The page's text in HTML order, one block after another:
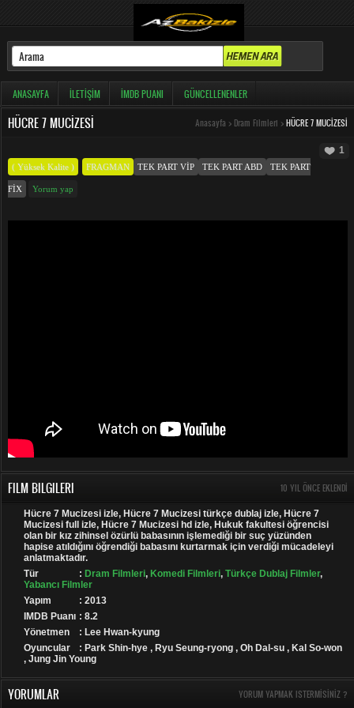
ANASAYFA İLETIŞIM İMDB PUANI GÜNCELLENENLER
HÜCRE 7 MUCIZESI Anasayfa > Dram Filmleri > HÜCRE 7 MUCIZESI
1
( Yüksek Kalite ) FRAGMAN TEK PART VIP TEK PART ABD TEK PART
FIX Yorum yap
FILM BILGILERI 10 YIL ÖNCE EKLENDI
Hücre 7 Mucizesi izle, Hücre 7 Mucizesi türkçe dublaj izle, Hücre 7
Mucizesi full izle, Hücre 7 Mucizesi hd izle, Hukuk fakultesi öğrencisi
olan bir kız zihinsel özürlü babasının işlemediği bir suç yüzünden
hapise atıldığını öğrendiği babasını kurtarmak için verdiği mücadeleyi
anlatmaktadır.
Tür
: Dram Filmleri, Komedi Filmleri, Türkçe Dublaj Filmler,
Yabancı Filmler
Yapım
: 2013
IMDB Puanı : 8.2
Yönetmen
: Lee Hwan-kyung
Oyuncular
: Park Shin-hye , Ryu Seung-ryong , Oh Dal-su , Kal So-won
, Jung Jin Young
YORUMLAR YORUM YAPMAK ISTERMISINIZ ?